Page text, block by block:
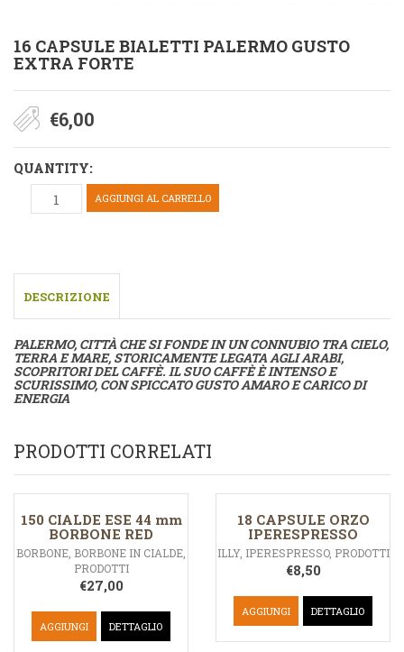
16 CAPSULE BIALETTI PALERMO GUSTO
EXTRA FORTE
€6,00
QUANTITY:
AGGIUNGI AL CARRELLO
DESCRIZIONE
PALERMO, CITTÀ CHE SI FONDE IN UN CONNUBIO TRA CIELO,
TERRA E MARE, STORICAMENTE LEGATA AGLI ARABI,
SCOPRITORI DEL CAFFÈ. IL SUO CAFFÈ È INTENSO E
SCURISSIMO, CON SPICCATO GUSTO AMARO E CARICO DI
ENERGIA
PRODOTTI CORRELATI
150 CIALDE ESE 44 mm
BORBONE RED
BORBONE, BORBONE IN CIALDE,
PRODOTTI
€27,00
AGGIUNGI DETTAGLIO
18 CAPSULE ORZO
IPERESPRESSO
ILLY, IPERESPRESSO, PRODOTTI
€8,50
AGGIUNGI DETTAGLIO